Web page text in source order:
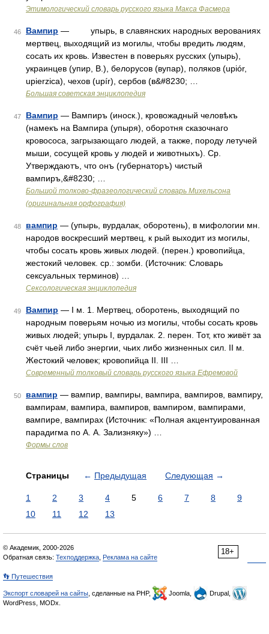
Этимологический словарь русского языка Макса Фасмера
46 Вампир — упырь, в славянских народных верованиях
мертвец, выходящий из могилы, чтобы вредить людям,
сосать их кровь. Известен в поверьях русских (упырь),
украинцев (упир, В.), белорусов (вупар), поляков (upiór,
upierzica), чехов (upír), сербов (в&#8230; …
Большая советская энциклопедия
47 Вампир — Вампиръ (иноск.), кровожадный человѣкъ
(намекъ на Вампира (упыря), оборотня сказочнаго
кровососа, загрызающаго людей, а также, породу летучей
мыши, сосущей кровь у людей и животныхъ). Ср.
Утверждаютъ, что онъ (губернаторъ) чистый
вампиръ,&#8230; …
Большой толково-фразеологический словарь Михельсона
(оригинальная орфография)
48 вампир — (упырь, вурдалак, оборотень), в мифологии мн.
народов воскресший мертвец, к рый выходит из могилы,
чтобы сосать кровь живых людей. (перен.) кровопийца,
жестокий человек. ср.: зомби. (Источник: Словарь
сексуальных терминов) …
Сексологическая энциклопедия
49 Вампир — I м. 1. Мертвец, оборотень, выходящий по
народным поверьям ночью из могилы, чтобы сосать кровь
живых людей; упырь I, вурдалак. 2. перен. Тот, кто живёт за
счёт чьей либо энергии, чьих либо жизненных сил. II м.
Жестокий человек; кровопийца II. III …
Современный толковый словарь русского языка Ефремовой
50 вампир — вампир, вампиры, вампира, вампиров, вампиру,
вампирам, вампира, вампиров, вампиром, вампирами,
вампире, вампирах (Источник: «Полная акцентуированная
парадигма по А. А. Зализняку») …
Формы слов
Страницы ← Предыдущая Следующая →
1 2 3 4 5 6 7 8
9
10
11 12 13
18+
© Академик, 2000-2026
Обратная связь: Техподдержка Реклама на сайте
👣 Путешествия
Экспорт словарей на сайты , сделанные на PHP, Joomla,
Drupal,
WordPress, MODx.